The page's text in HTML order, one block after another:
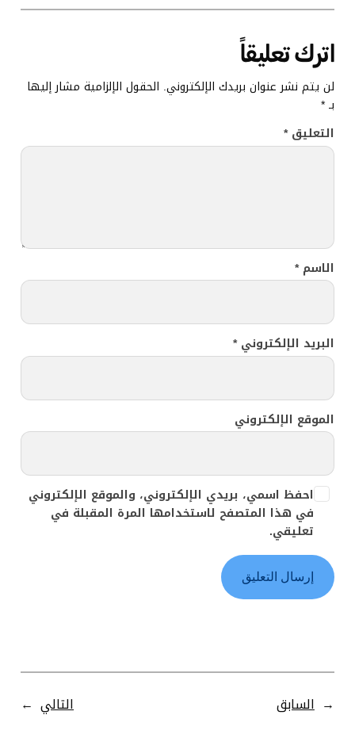
اترك تعليقاً
لن يتم نشر عنوان بريدك الإلكتروني. الحقول الإلزامية مشار إليها
بـ*
التعليق*
الاسم*
البريد الإلكتروني*
الموقع الإلكتروني
احفظ اسمي، بريدي الإلكتروني، والموقع الإلكتروني
في هذا المتصفح لاستخدامها المرة المقبلة في
تعليقي.
← السابق التالي →